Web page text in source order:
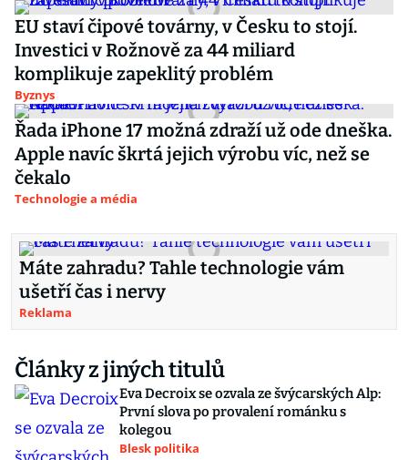
EU staví čipové továrny, v Česku to stojí.
Investici v Rožnově za 44 miliard
komplikuje zapeklitý problém
Byznys
Řada iPhone 17 možná zdraží už ode dneška.
Apple navíc škrtá jejich výrobu víc, než se
čekalo
Technologie a média
Máte zahradu? Tahle technologie vám
ušetří čas i nervy
Reklama
Články z jiných titulů
Eva Decroix se ozvala ze švýcarských Alp:
První slova po provalení románku s
kolegou
Blesk politika